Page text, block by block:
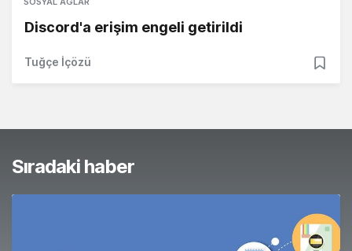
Discord'a erişim engeli getirildi
Tuğçe İçözü
Sıradaki haber